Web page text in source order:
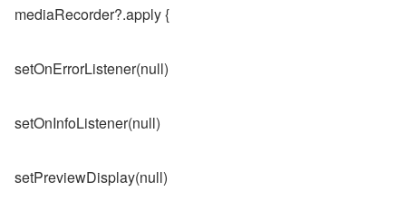
mediaRecorder?.apply {
setOnErrorListener(null)
setOnInfoListener(null)
setPreviewDisplay(null)